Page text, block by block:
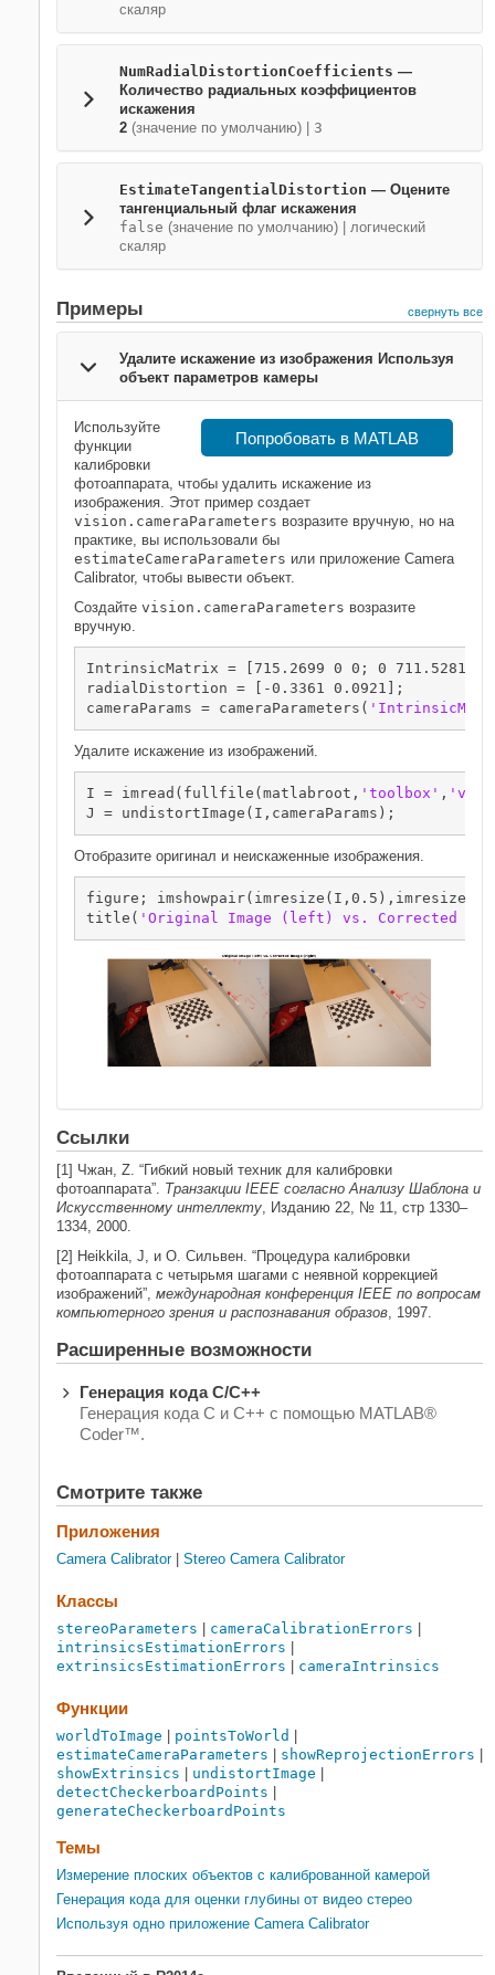
скаляр
NumRadialDistortionCoefficients —
Количество радиальных коэффициентов
искажения
2 (значение по умолчанию) | 3
EstimateTangentialDistortion — Оцените
тангенциальный флаг искажения
false (значение по умолчанию) | логический
скаляр
Примеры свернуть все
Удалите искажение из изображения Используя
объект параметров камеры
Попробовать в MATLAB
Используйте
функции
калибровки
фотоаппарата, чтобы удалить искажение из
изображения. Этот пример создает
vision.cameraParameters возразите вручную, но на
практике, вы использовали бы
estimateCameraParameters или приложение Camera
Calibrator, чтобы вывести объект.
Создайте vision.cameraParameters возразите
вручную.
IntrinsicMatrix = [715.2699 0 0; 0 711.5281 0;
radialDistortion = [-0.3361 0.0921];
cameraParams = cameraParameters(
Удалите искажение из изображений.
I = imread(fullfile(matlabroot, 'toolbox' ,
J = undistortImage(I,cameraParams);
Отобразите оригинал и неискаженные изображения.
figure;
title( 'Original Image (left) vs. Corrected
Ссылки
[1] Чжан, Z. “Гибкий новый техник для калибровки
фотоаппарата”. Транзакции IEEE согласно Анализу Шаблона и
Искусственному интеллекту , Изданию 22, № 11, стр 1330–
1334, 2000.
[2] Heikkila, J, и О. Сильвен. “Процедура калибровки
фотоаппарата с четырьмя шагами с неявной коррекцией
изображений”, международная конференция IEEE по вопросам
компьютерного зрения и распознавания образов , 1997.
Расширенные возможности
Генерация кода C/C++
Генерация кода C и C++ с помощью MATLAB®
Coder™.
Смотрите также
Приложения
Camera Calibrator| Stereo Camera Calibrator
Классы
stereoParameters cameraCalibrationErrors
intrinsicsEstimationErrors
extrinsicsEstimationErrors
cameraIntrinsics
Функции
worldToImage pointsToWorld
estimateCameraParameters
showReprojectionErrors
showExtrinsics
undistortImage
detectCheckerboardPoints
generateCheckerboardPoints
Темы
Измерение плоских объектов с калиброванной камерой
Генерация кода для оценки глубины от видео стерео
Используя одно приложение Camera Calibrator